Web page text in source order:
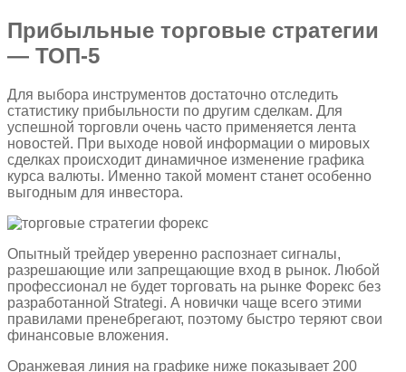
Прибыльные торговые стратегии
— ТОП-5
Для выбора инструментов достаточно отследить
статистику прибыльности по другим сделкам. Для
успешной торговли очень часто применяется лента
новостей. При выходе новой информации о мировых
сделках происходит динамичное изменение графика
курса валюты. Именно такой момент станет особенно
выгодным для инвестора.
Опытный трейдер уверенно распознает сигналы,
разрешающие или запрещающие вход в рынок. Любой
профессионал не будет торговать на рынке Форекс без
разработанной Strategi. А новички чаще всего этими
правилами пренебрегают, поэтому быстро теряют свои
финансовые вложения.
Оранжевая линия на графике ниже показывает 200